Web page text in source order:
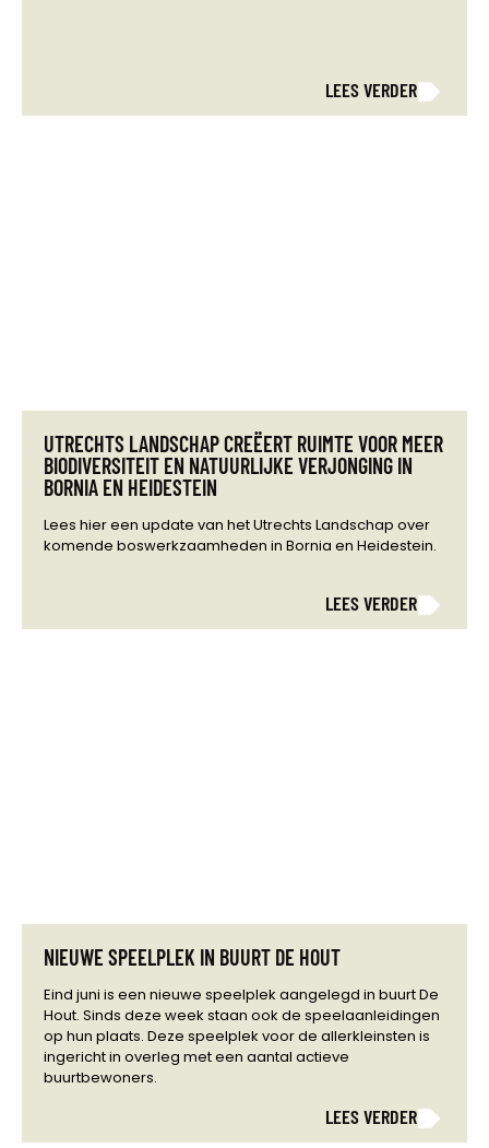
LEES VERDER
UTRECHTS LANDSCHAP CREËERT RUIMTE VOOR MEER
BIODIVERSITEIT EN NATUURLIJKE VERJONGING IN
BORNIA EN HEIDESTEIN
Lees hier een update van het Utrechts Landschap over
komende boswerkzaamheden in Bornia en Heidestein.
LEES VERDER
NIEUWE SPEELPLEK IN BUURT DE HOUT
Eind juni is een nieuwe speelplek aangelegd in buurt De
Hout. Sinds deze week staan ook de speelaanleidingen
op hun plaats. Deze speelplek voor de allerkleinsten is
ingericht in overleg met een aantal actieve
buurtbewoners.
LEES VERDER